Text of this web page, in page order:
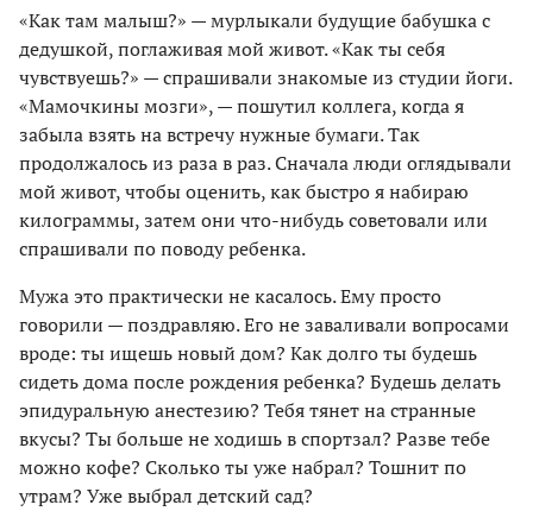
«Как там малыш?» — мурлыкали будущие бабушка с
дедушкой, поглаживая мой живот. «Как ты себя
чувствуешь?» — спрашивали знакомые из студии йоги.
«Мамочкины мозги», — пошутил коллега, когда я
забыла взять на встречу нужные бумаги. Так
продолжалось из раза в раз. Сначала люди оглядывали
мой живот, чтобы оценить, как быстро я набираю
килограммы, затем они что-нибудь советовали или
спрашивали по поводу ребенка.
Мужа это практически не касалось. Ему просто
говорили — поздравляю. Его не заваливали вопросами
вроде: ты ищешь новый дом? Как долго ты будешь
сидеть дома после рождения ребенка? Будешь делать
эпидуральную анестезию? Тебя тянет на странные
вкусы? Ты больше не ходишь в спортзал? Разве тебе
можно кофе? Сколько ты уже набрал? Тошнит по
утрам? Уже выбрал детский сад?